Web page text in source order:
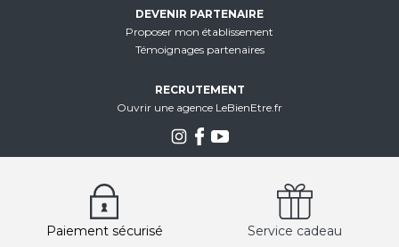
DEVENIR PARTENAIRE
Proposer mon établissement
Témoignages partenaires
RECRUTEMENT
Ouvrir une agence LeBienEtre.fr
Paiement sécurisé Service cadeau